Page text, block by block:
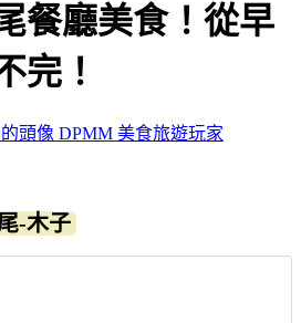
餐廳美食！從早
完！
DPMM 美食旅遊玩家
-木子